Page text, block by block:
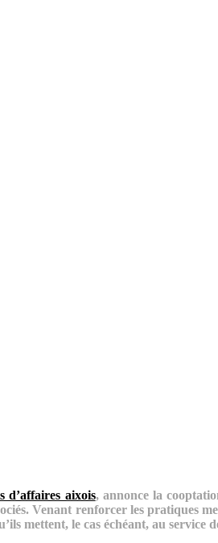
d’affaires aixois, annonce la
Venant renforcer les pratiques
mettent, le cas échéant, au service